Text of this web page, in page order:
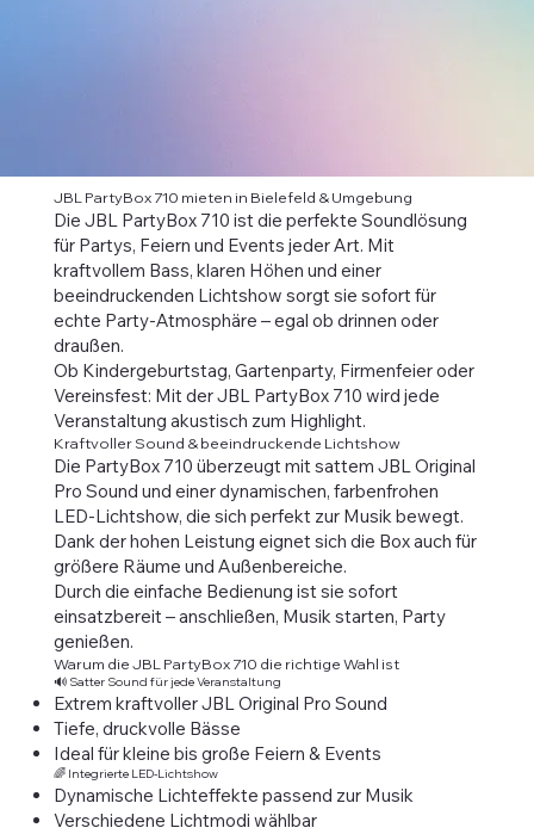
JBL PartyBox 710 mieten in Bielefeld & Umgebung
Die JBL PartyBox 710 ist die perfekte Soundlösung
für Partys, Feiern und Events jeder Art. Mit
kraftvollem Bass, klaren Höhen und einer
beeindruckenden Lichtshow sorgt sie sofort für
echte Party-Atmosphäre – egal ob drinnen oder
draußen.
Ob Kindergeburtstag, Gartenparty, Firmenfeier oder
Vereinsfest: Mit der JBL PartyBox 710 wird jede
Veranstaltung akustisch zum Highlight.
Kraftvoller Sound & beeindruckende Lichtshow
Die PartyBox 710 überzeugt mit sattem JBL Original
Pro Sound und einer dynamischen, farbenfrohen
LED-Lichtshow, die sich perfekt zur Musik bewegt.
Dank der hohen Leistung eignet sich die Box auch für
größere Räume und Außenbereiche.
Durch die einfache Bedienung ist sie sofort
einsatzbereit – anschließen, Musik starten, Party
genießen.
Warum die JBL PartyBox 710 die richtige Wahl ist
🔊 Satter Sound für jede Veranstaltung
Extrem kraftvoller JBL Original Pro Sound
Tiefe, druckvolle Bässe
Ideal für kleine bis große Feiern & Events
🌈 Integrierte LED-Lichtshow
Dynamische Lichteffekte passend zur Musik
Verschiedene Lichtmodi wählbar